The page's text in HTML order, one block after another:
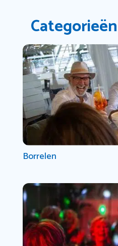
Categorieën
Borrelen